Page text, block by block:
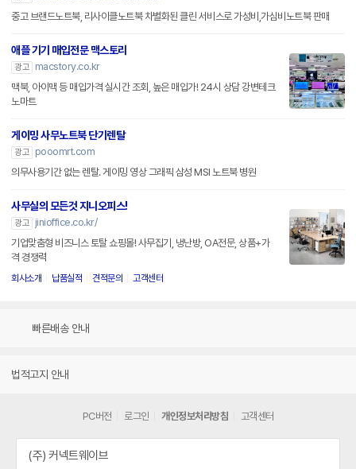
중고 브랜드노트북, 리사이클노트북 차별화된 클린 서비스로 가성비,가심비노트북 판매
애플 기기 매입전문 맥스토리
광고
macstory.co.kr
맥북, 아이맥 등 매입가격 실시간 조회, 높은 매입가! 24시 상담 강변테크
노마트
게이밍 사무노트북 단기렌탈
광고
pooomrt.com
의무사용기간 없는 렌탈. 게이밍 영상 그래픽 삼성 MSI 노트북 병원
사무실의 모든것 지니오피스!
광고
jinioffice.co.kr/
기업맞춤형 비즈니스 토탈 쇼핑몰! 사무집기, 냉난방, OA전문, 상품+가
격 경쟁력
회사소개 납품실적 견적문의 고객센터
빠른배송 안내
법적고지 안내
PC버전 로그인 개인정보처리방침 고객센터
(주) 커넥트웨이브